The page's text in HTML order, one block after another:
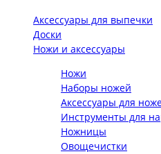
Аксессуары для выпечки
Доски
Ножи и аксессуары
Ножи
Наборы ножей
Аксессуары для
Инструменты для
Ножницы
Овощечистки